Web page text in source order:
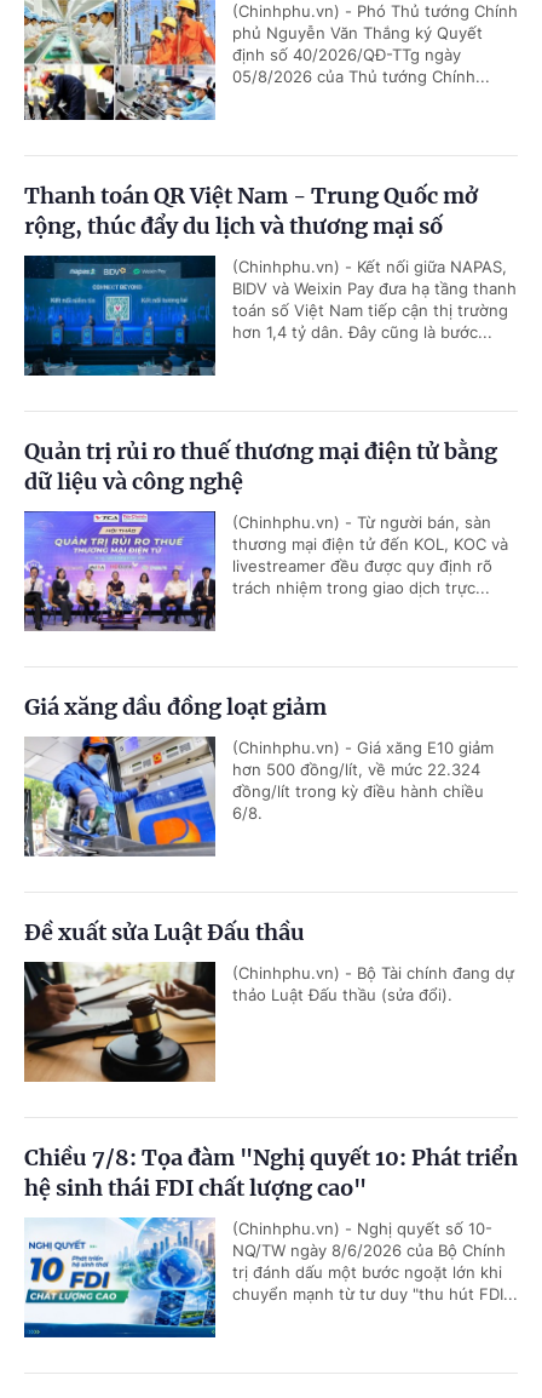
(Chinhphu.vn) - Phó Thủ tướng Chính
phủ Nguyễn Văn Thắng ký Quyết
định số 40/2026/QĐ-TTg ngày
05/8/2026 của Thủ tướng Chính...
Thanh toán QR Việt Nam - Trung Quốc mở
rộng, thúc đẩy du lịch và thương mại số
(Chinhphu.vn) - Kết nối giữa NAPAS,
BIDV và Weixin Pay đưa hạ tầng thanh
toán số Việt Nam tiếp cận thị trường
hơn 1,4 tỷ dân. Đây cũng là bước...
Quản trị rủi ro thuế thương mại điện tử bằng
dữ liệu và công nghệ
(Chinhphu.vn) - Từ người bán, sàn
thương mại điện tử đến KOL, KOC và
livestreamer đều được quy định rõ
trách nhiệm trong giao dịch trực...
Giá xăng dầu đồng loạt giảm
(Chinhphu.vn) - Giá xăng E10 giảm
hơn 500 đồng/lít, về mức 22.324
đồng/lít trong kỳ điều hành chiều
6/8.
Đề xuất sửa Luật Đấu thầu
(Chinhphu.vn) - Bộ Tài chính đang dự
thảo Luật Đấu thầu (sửa đổi).
Chiều 7/8: Tọa đàm "Nghị quyết 10: Phát triển
hệ sinh thái FDI chất lượng cao"
(Chinhphu.vn) - Nghị quyết số 10-
NQ/TW ngày 8/6/2026 của Bộ Chính
trị đánh dấu một bước ngoặt lớn khi
chuyển mạnh từ tư duy "thu hút FDI...